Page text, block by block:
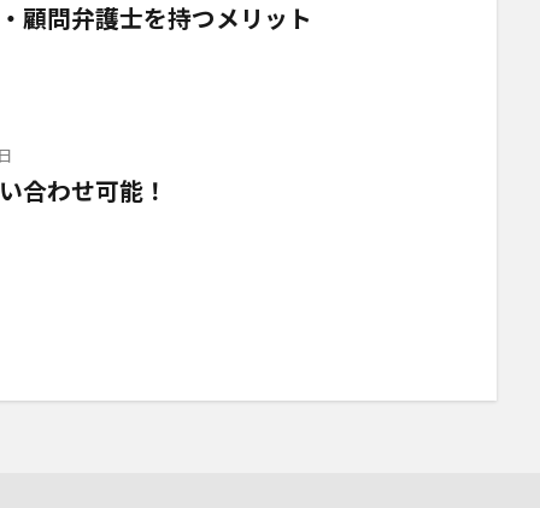
顧問弁護士を持つメリット
合わせ可能！